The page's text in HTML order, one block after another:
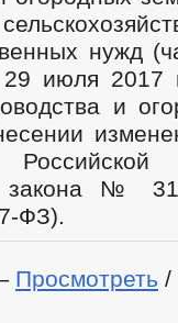
нужд
29 июля
и
закона №
ФЗ).
Просмотреть /